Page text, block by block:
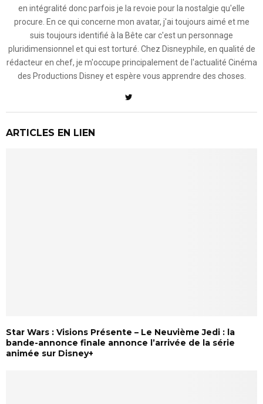
en intégralité donc parfois je la revoie pour la nostalgie qu'elle
procure. En ce qui concerne mon avatar, j'ai toujours aimé et me
suis toujours identifié à la Bête car c'est un personnage
pluridimensionnel et qui est torturé. Chez Disneyphile, en qualité de
rédacteur en chef, je m'occupe principalement de l'actualité Cinéma
des Productions Disney et espère vous apprendre des choses.
ARTICLES EN LIEN
Star Wars : Visions Présente – Le Neuvième Jedi : la
bande-annonce finale annonce l’arrivée de la série
animée sur Disney+